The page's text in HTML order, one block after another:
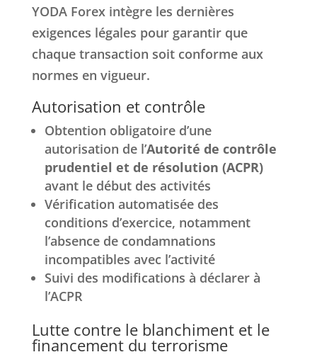
YODA Forex intègre les dernières
exigences légales pour garantir que
chaque transaction soit conforme aux
normes en vigueur.
Autorisation et contrôle
Obtention obligatoire d’une
autorisation de l’Autorité de contrôle
prudentiel et de résolution (ACPR)
avant le début des activités
Vérification automatisée des
conditions d’exercice, notamment
l’absence de condamnations
incompatibles avec l’activité
Suivi des modifications à déclarer à
l’ACPR
Lutte contre le blanchiment et le
financement du terrorisme